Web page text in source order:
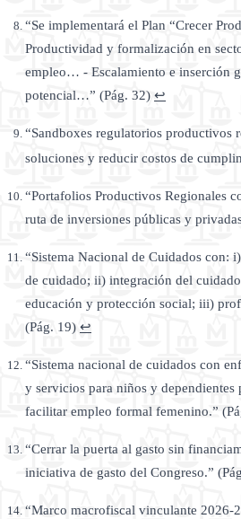
“Se implementará el Plan “Crecer
Productividad y formalización en
empleo… - Escalamiento e inserción
potencial…” (Pág. 32) ↩
“Sandboxes regulatorios productivos
soluciones y reducir costos de
“Portafolios Productivos Regionales
ruta de inversiones públicas y
“Sistema Nacional de Cuidados con:
de cuidado; ii) integración del
educación y protección social; iii)
(Pág. 19) ↩
“Sistema nacional de cuidados con
y servicios para niños y dependientes
facilitar empleo formal femenino.”
“Cerrar la puerta al gasto sin
iniciativa de gasto del Congreso.”
“Marco macrofiscal vinculante 2026-